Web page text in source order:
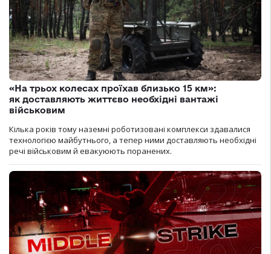
«На трьох колесах проїхав близько 15 км»:
як доставляють життєво необхідні вантажі
військовим
Кілька років тому наземні роботизовані комплекси здавалися
технологією майбутнього, а тепер ними доставляють необхідні
речі військовим й евакуюють поранених.